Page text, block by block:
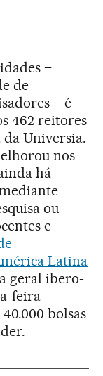
–
de
– é
462 reitores
da Universia.
nos
há
ou
e
Latina
geral ibero-
feira
bolsas